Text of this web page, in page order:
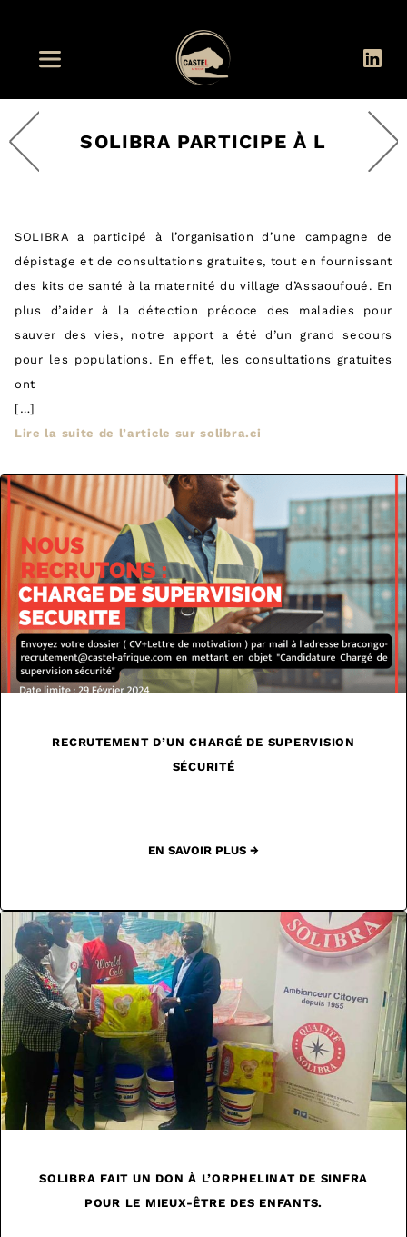
SOLIBRA PARTICIPE À L
SOLIBRA a participé à l’organisation d’une campagne de
dépistage et de consultations gratuites, tout en fournissant
des kits de santé à la maternité du village d’Assaoufoué. En
plus d’aider à la détection précoce des maladies pour
sauver des vies, notre apport a été d’un grand secours
pour les populations. En effet, les consultations gratuites
ont
[…]
Lire la suite de l’article sur solibra.ci
RECRUTEMENT D’UN CHARGÉ DE SUPERVISION
SÉCURITÉ
EN SAVOIR PLUS →
SOLIBRA FAIT UN DON À L’ORPHELINAT DE SINFRA
POUR LE MIEUX-ÊTRE DES ENFANTS.